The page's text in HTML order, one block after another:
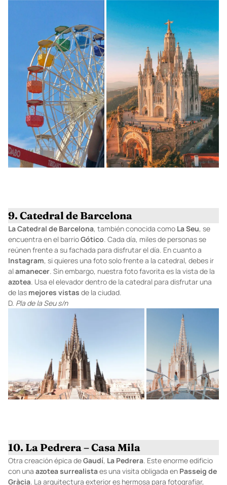
9. Catedral de Barcelona
La Catedral de Barcelona, también conocida como LaSeu, se
encuentra en el barrioGótico. Cada día, miles de personas se
reúnen frente a su fachada para disfrutar el día. En cuanto a
Instagram, si quieres una foto solo frente a la catedral, debes ir
alamanecer. Sin embargo, nuestra foto favorita es la vista de la
azotea. Usa el elevador dentro de la catedral para disfrutar una
de las mejores vistas de la ciudad.
D. Pla de la Seu s/n
10. La Pedrera – Casa Mila
Otra creación épica deGaudí, La Pedrera. Este enorme edificio
con una azoteasurrealistaes una visita obligada en Passeig de
Gràcia. La arquitectura exterior es hermosa para fotografiar,